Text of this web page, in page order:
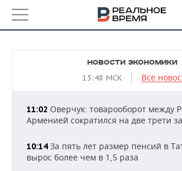
УДМУРТИЯ
НОВОСТИ АНАЛИТИКИ
ДЕКЛАРАЦИИ О ДОХОДАХ
ЭКОНОМИКА
НОВОСТИ ЭКОНОМИКИ
ПРОМЫШЛЕННОСТЬ
НОВОСТИ ЭКОНОМИКИ
13:48 МСК Все
11:02 Оверчук: товарооборот между
Арменией сократился на две трети
10:14За пять лет размер пенсий в
вырос более чем в 1,5 раза